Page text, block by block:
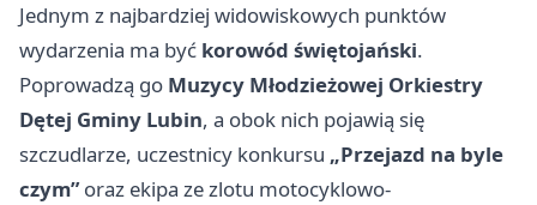
Jednym z najbardziej widowiskowych punktów
wydarzenia ma być korowód świętojański.
Poprowadzą go Muzycy Młodzieżowej Orkiestry
Dętej Gminy Lubin, a obok nich pojawią się
szczudlarze, uczestnicy konkursu „Przejazd na byle
czym”oraz ekipa ze zlotu motocyklowo-